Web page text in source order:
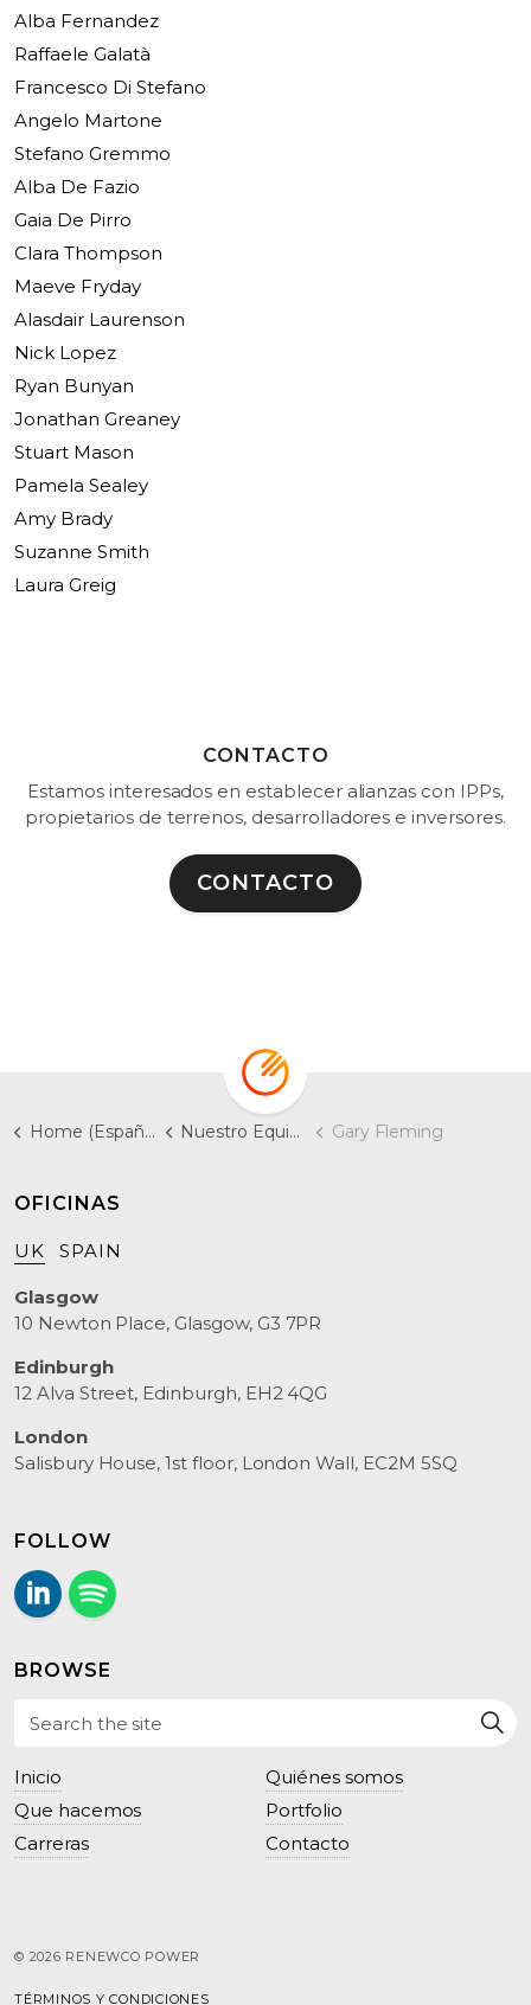
Alba Fernandez
Raffaele Galatà
Francesco Di Stefano
Angelo Martone
Stefano Gremmo
Alba De Fazio
Gaia De Pirro
Clara Thompson
Maeve Fryday
Alasdair Laurenson
Nick Lopez
Ryan Bunyan
Jonathan Greaney
Stuart Mason
Pamela Sealey
Amy Brady
Suzanne Smith
Laura Greig
CONTACTO
Estamos interesados en establecer alianzas con IPPs,
propietarios de terrenos, desarrolladores e inversores.
CONTACTO
Home (Español) Nuestro Equipo Gary Fleming
OFICINAS
UK SPAIN
Glasgow
10 Newton Place, Glasgow, G3 7PR
Edinburgh
12 Alva Street, Edinburgh, EH2 4QG
London
Salisbury House, 1st floor, London Wall, EC2M 5SQ
FOLLOW
BROWSE
Inicio
Quiénes somos
Que hacemos
Portfolio
Carreras
Contacto
© 2026 RENEWCO POWER
TÉRMINOS Y CONDICIONES